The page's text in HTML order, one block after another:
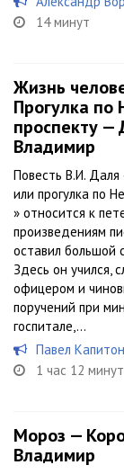
14 минут
Жизнь
Прогулка по
проспекту —
Владимир
Повесть В.И.
или прогулка по
» относится к
произведениям
оставил большой
Здесь он учился,
офицером и
поручений при
госпитале,...
Павел
1 час 12 минут
Мороз —
Владимир